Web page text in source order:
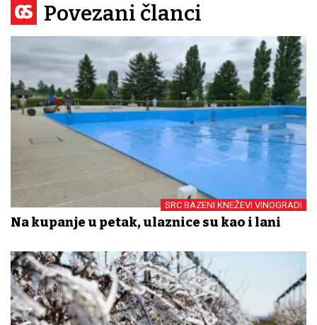
Povezani članci
SRC BAZENI KNEŽEVI VINOGRADI
Na kupanje u petak, ulaznice su kao i lani